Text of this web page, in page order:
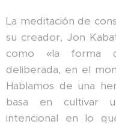
La meditación de
su creador, Jon
como «la forma
deliberada, en el
Hablamos de una
basa en cultivar
intencional en lo